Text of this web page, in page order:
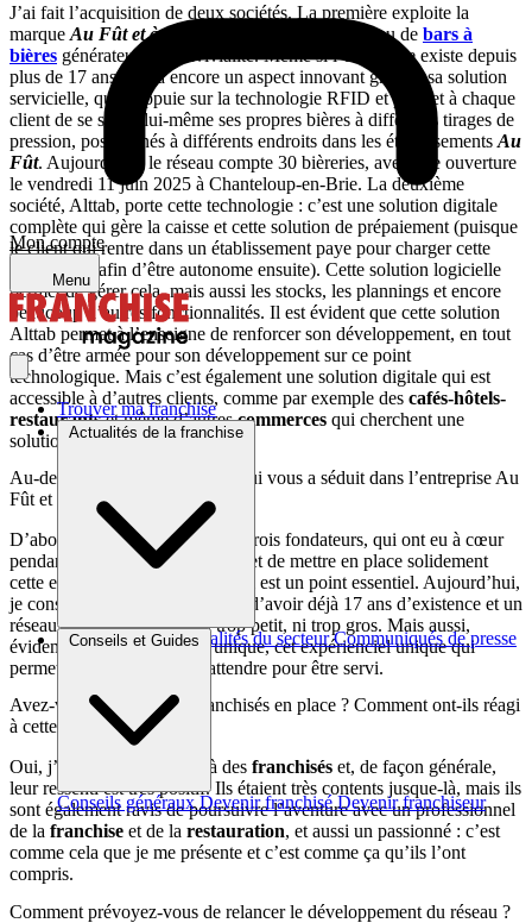
Mon compte
Menu
Trouver ma franchise
Actualités de la franchise
Brèves et actus Actualités du secteur Communiqués de presse
Conseils et Guides
Conseils généraux Devenir franchisé Devenir franchiseur
J’ai fait l’acquisition de deux sociétés. La première exploite la
marque Au Fût et à mesure et développe un réseau de bars à
bières générateur de convivialité. Même si l’entreprise existe depuis
plus de 17 ans, elle a encore un aspect innovant grâce à sa solution
servicielle, qui s’appuie sur la technologie RFID et permet à chaque
client de se servir lui-même ses propres bières à différents tirages de
pression, positionnés à différents endroits dans les établissements Au
Fût. Aujourd’hui, le réseau compte 30 bièreries, avec une ouverture
le vendredi 11 juin 2025 à Chanteloup-en-Brie. La deuxième
société, Alttab, porte cette technologie : c’est une solution digitale
complète qui gère la caisse et cette solution de prépaiement (puisque
le client qui rentre dans un établissement paye pour charger cette
carte RFID afin d’être autonome ensuite). Cette solution logicielle
permet de gérer cela, mais aussi les stocks, les plannings et encore
beaucoup d’autres fonctionnalités. Il est évident que cette solution
Alttab permet à l’enseigne de renforcer son développement, en tout
cas d’être armée pour son développement sur ce point
technologique. Mais c’est également une solution digitale qui est
accessible à d’autres clients, comme par exemple des cafés-hôtels-
restaurantset même d’autrescommerces qui cherchent une
solution de caisse.
Au-delà du concept, qu’est-ce qui vous a séduit dans l’entreprise Au
Fût et à mesure ?
D’abord, ma rencontre avec les trois fondateurs, qui ont eu à cœur
pendant plus de 17 ans de créer et de mettre en place solidement
cette enseigne et sa notoriété, qui est un point essentiel. Aujourd’hui,
je considère que c’est une force d’avoir déjà 17 ans d’existence et un
réseau en place qui n’est ni trop petit, ni trop gros. Mais aussi,
évidemment, cette solution unique, cet expérienciel unique qui
permet au client de ne pas attendre pour être servi.
Avez-vous rencontré les franchisés en place ? Comment ont-ils réagi
à cette annonce ?
Oui, j’ai déjà rencontré déjà des franchisés et, de façon générale,
leur ressenti est très positif. Ils étaient très contents jusque-là, mais ils
sont également ravis de poursuivre l’aventure avec un professionnel
de la franchise et de la restauration, et aussi un passionné : c’est
comme cela que je me présente et c’est comme ça qu’ils l’ont
compris.
Comment prévoyez-vous de relancer le développement du réseau ?